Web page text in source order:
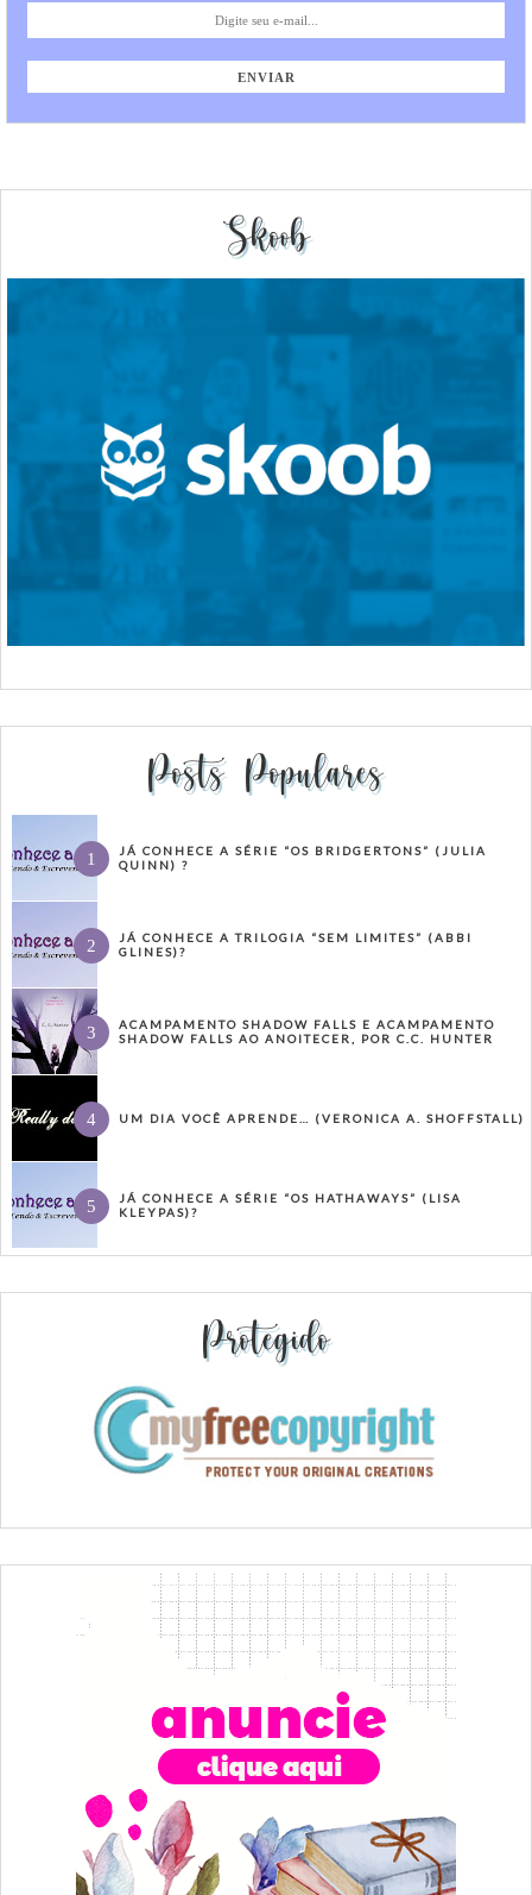
Skoob
Posts Populares
JÁ CONHECE A SÉRIE “OS BRIDGERTONS” (JULIA
QUINN) ?
JÁ CONHECE A TRILOGIA “SEM LIMITES” (ABBI
GLINES)?
ACAMPAMENTO SHADOW FALLS E ACAMPAMENTO
SHADOW FALLS AO ANOITECER, POR C.C. HUNTER
UM DIA VOCÊ APRENDE… (VERONICA A. SHOFFSTALL)
JÁ CONHECE A SÉRIE “OS HATHAWAYS” (LISA
KLEYPAS)?
Protegido